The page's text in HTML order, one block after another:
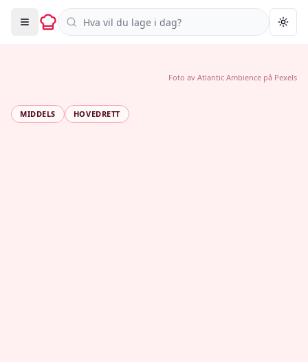
Søk i oppskrifter
MIDDELS HOVEDRETT
Foto av Atlantic Ambience på Pexels